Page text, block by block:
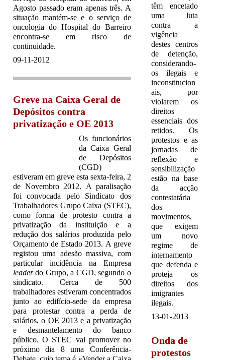
Agosto passado eram apenas três. A
situação mantém-se e o serviço de
oncologia do Hospital do Barreiro
encontra-se em risco de
continuidade.
09-11-2012
Greve na Caixa Geral de
Depósitos contra
privatização e OE 2013
Os funcionários
da Caixa Geral
de Depósitos
(CGD)
estiveram em greve esta sexta-feira, 2
de Novembro 2012. A paralisação
foi convocada pelo Sindicato dos
Trabalhadores Grupo Caixa (STEC),
como forma de protesto contra a
privatização da instituição e a
redução dos salários produzida pelo
Orçamento de Estado 2013. A greve
registou uma adesão massiva, com
particular incidência na Empresa
leaderdo Grupo, a CGD, segundo o
sindicato. Cerca de 500
trabalhadores estiveram concentrados
junto ao edifício-sede da empresa
para protestar contra a perda de
salários, o OE 2013 e a privatização
e desmantelamento do banco
público. O STEC vai promover no
próximo dia 8 uma Conferência-
têm encetado
uma luta
contra a
vigência
destes centros
de detenção,
considerando-
os ilegais e
inconstitucion
ais, por
violarem os
direitos
essenciais dos
retidos. Os
protestos e as
jornadas de
reflexão e
sensibilização
estão na base
da acção
contestatária
dos
movimentos,
que exigem
um novo
regime de
internamento
que defenda e
proteja os
direitos dos
imigrantes
ilegais.
13-01-2013
Onda de
protestos